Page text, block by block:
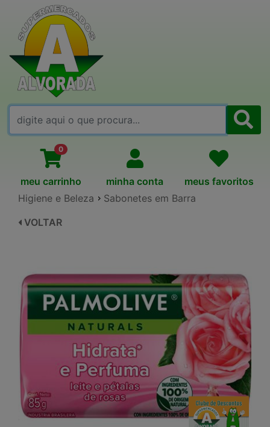
FALE CONOSCO
0
meu carrinho minha conta
meus favoritos
Higiene e Beleza
Sabonetes em Barra
VOLTAR